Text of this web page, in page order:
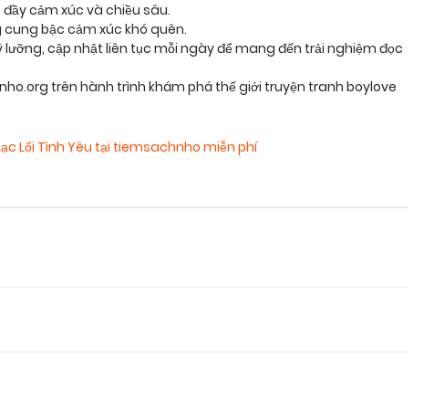
cảm xúc và chiều sâu.
bậc cảm xúc khó quên.
cập nhật liên tục mỗi ngày để mang đến trải nghiệm đọc
trên hành trình khám phá thế giới truyện tranh boylove
Lối Tình Yêu tại tiemsachnho miễn phí